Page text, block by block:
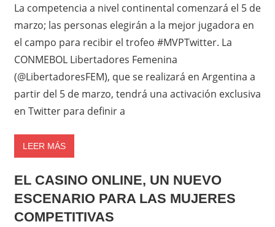
La competencia a nivel continental comenzará el 5 de
marzo; las personas elegirán a la mejor jugadora en
el campo para recibir el trofeo #MVPTwitter. La
CONMEBOL Libertadores Femenina
(@LibertadoresFEM), que se realizará en Argentina a
partir del 5 de marzo, tendrá una activación exclusiva
en Twitter para definir a
LEER MÁS
EL CASINO ONLINE, UN NUEVO
ESCENARIO PARA LAS MUJERES
COMPETITIVAS